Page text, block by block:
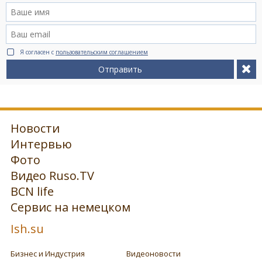
Я согласен с пользовательским соглашением
Отправить
Новости
Интервью
Фото
Видео Ruso.TV
BCN life
Сервис на немецком
Ish.su
Бизнес и Индустрия
Видеоновости